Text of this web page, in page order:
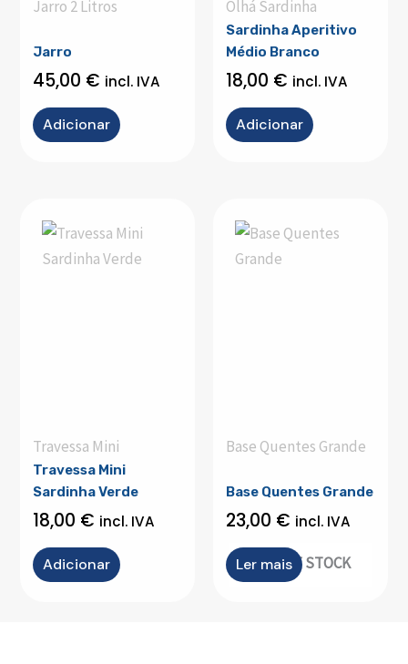
Jarro 2 Litros
Jarro
45,00 € incl. IVA
Adicionar
Olhá Sardinha
Sardinha Aperitivo
Médio Branco
18,00 € incl. IVA
Adicionar
Travessa Mini
Travessa Mini
Sardinha Verde
18,00 € incl. IVA
Adicionar
Base Quentes Grande
OUT OF STOCK
Base Quentes Grande
23,00 € incl. IVA
Ler mais